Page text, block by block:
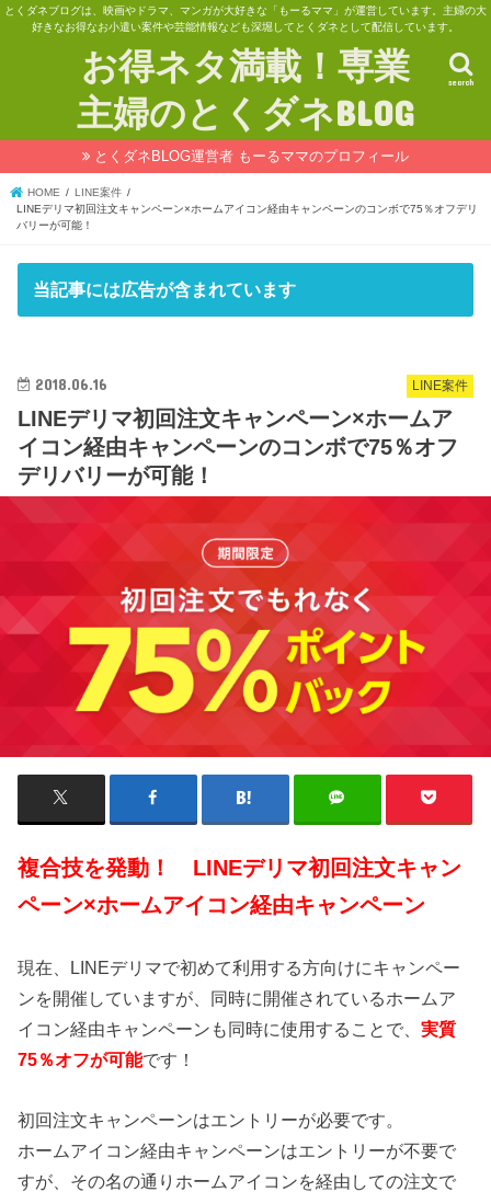
とくダネブログは、映画やドラマ、マンガが大好きな「もーるママ」が運営しています。主婦の大
好きなお得なお小遣い案件や芸能情報なども深堀してとくダネとして配信しています。
お得ネタ満載！専業
主婦のとくダネBLOG
search
とくダネBLOG運営者 もーるママのプロフィール
HOME
LINE案件
LINEデリマ初回注文キャンペーン×ホームアイコン経由キャンペーンのコンボで75％オフデリ
バリーが可能！
当記事には広告が含まれています
LINE案件
2018.06.16
LINEデリマ初回注文キャンペーン×ホームア
イコン経由キャンペーンのコンボで75％オフ
デリバリーが可能！
複合技を発動！ LINEデリマ初回注文キャン
ペーン×ホームアイコン経由キャンペーン
現在、LINEデリマで初めて利用する方向けにキャンペー
ンを開催していますが、同時に開催されているホームア
イコン経由キャンペーンも同時に使用することで、実質
75％オフが可能です！
初回注文キャンペーンはエントリーが必要です。
ホームアイコン経由キャンペーンはエントリーが不要で
すが、その名の通りホームアイコンを経由しての注文で